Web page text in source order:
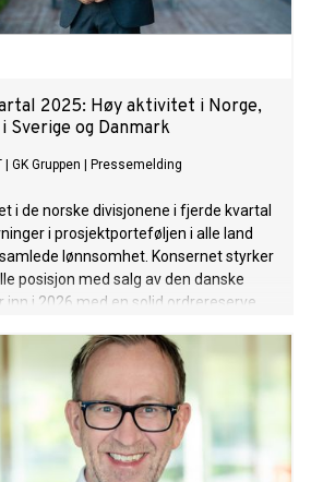
2025: Høy aktivitet i Norge,
Sverige og Danmark
GK Gruppen Pressemelding
i de norske divisjonene i fjerde kvartal
i prosjektporteføljen i alle land
lønnsomhet. Konsernet styrker
posisjon med salg av den danske
i 2026 med en solid ordrereserve,
prosjekter.